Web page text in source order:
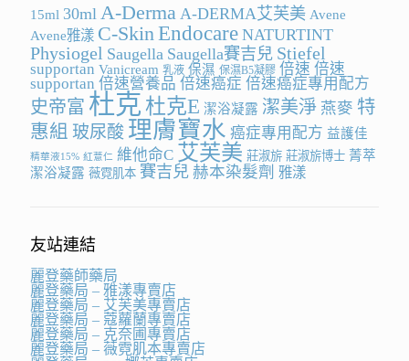
15ml 30ml A-Derma A-DERMA艾芙美 Avene
Avene雅漾 C-SkinEndocare NATURTINT
Physiogel Saugella Saugella賽吉兒 Stiefel
supportan Vanicream 乳液 保濕 保濕B5凝膠 倍速 倍速
supportan 倍速營養品 倍速癌症 倍速癌症專用配方
史帝富 杜克 杜克E 潔浴凝露 潔美淨 燕麥 特
惠組 玻尿酸 理膚寶水 癌症專用配方 益護佳
精華液15% 紅薏仁 維他命C 艾芙美 莊淑旂 莊淑旂博士 菁萃
潔浴凝露 薇霓肌本 賽吉兒 赫本染髮劑 雅漾
友站連結
麗登藥師藥局
麗登藥局 – 雅漾專賣店
麗登藥局 – 艾芙美專賣店
麗登藥局 – 蔻蘿蘭專賣店
麗登藥局 – 克奈圃專賣店
麗登藥局 – 薇霓肌本專賣店